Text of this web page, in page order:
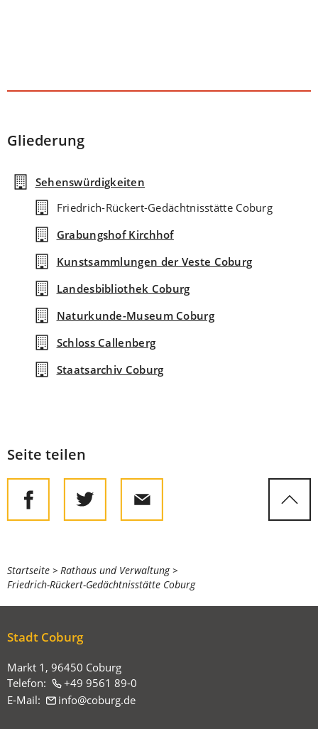
Gliederung
Sehenswürdigkeiten
Friedrich-Rückert-Gedächtnisstätte Coburg
Grabungshof Kirchhof
Kunstsammlungen der Veste Coburg
Landesbibliothek Coburg
Naturkunde-Museum Coburg
Schloss Callenberg
Staatsarchiv Coburg
Seite teilen
Sie
befinden
hier:
Startseite
Rathaus und Verwaltung
Friedrich-Rückert-Gedächtnisstätte Coburg
Stadt Coburg
Markt 1, 96450 Coburg
Telefon:
+49 9561 89-0
E-Mail:
info coburg de